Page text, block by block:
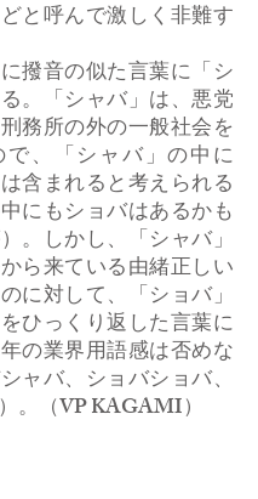
と呼んで激しく非難す
撥音の似た言葉に「シ
。「シャバ」は、悪党
務所の外の一般社会を
、「シャバ」の中に
含まれると考えられる
中にもショバはあるかも
。しかし、「シャバ」
ら来ている由緒正しい
に対して、「ショバ」
ひっくり返した言葉に
の業界用語感は否めな
ャバ、ショバショバ、
。（VP KAGAMI）